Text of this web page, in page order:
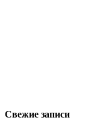
Свежие записи